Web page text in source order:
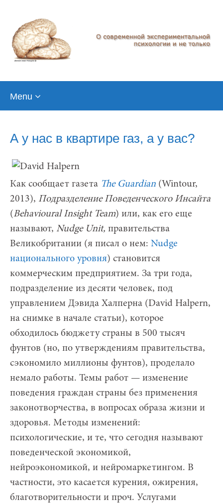
Menu
А у нас в квартире газ, а у вас?
Как сообщает газета The Guardian (Wintour,
2013), Подразделение Поведенческого Инсайта
(Behavioural Insight Team) или, как его еще
называют, Nudge Unit, правительства
Великобритании (я писал о нем: Nudge
национального уровня) становится
коммерческим предприятием. За три года,
подразделение из десяти человек, под
управлением Дэвида Халперна (David Halpern,
на снимке в начале статьи), которое
обходилось бюджету страны в 500 тысяч
фунтов (но, по утверждениям правительства,
сэкономило миллионы фунтов), проделало
немало работы. Темы работ — изменение
поведения граждан страны без применения
законотворчества, в вопросах образа жизни и
здоровья. Методы изменений:
психологические, и те, что сегодня называют
поведенческой экономикой,
нейроэкономикой, и нейромаркетингом. В
частности, это касается курения, ожирения,
благотворительности и проч. Услугами